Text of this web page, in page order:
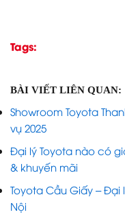
Tags:
BÀI VIẾT LIÊN QUAN:
Showroom Toyota
vụ 2025
Đại lý Toyota nào có
& khuyến mãi
Toyota Cầu Giấy –
Nội